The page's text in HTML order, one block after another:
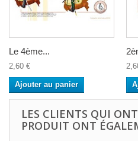
Le 4ème...
2,60 €
Ajouter au panier
LES CLIENTS QUI
PRODUIT ONT